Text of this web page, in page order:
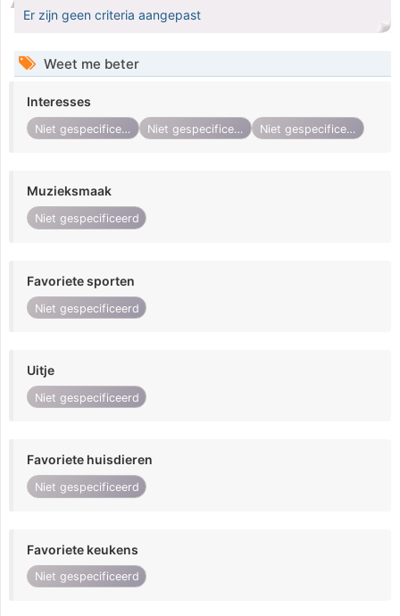
Er zijn geen criteria aangepast
Weet me beter
Interesses
Niet gespecificeerd Niet gespecificeerd Niet gespecificeerd
Muzieksmaak
Niet gespecificeerd
Favoriete sporten
Niet gespecificeerd
Uitje
Niet gespecificeerd
Favoriete huisdieren
Niet gespecificeerd
Favoriete keukens
Niet gespecificeerd